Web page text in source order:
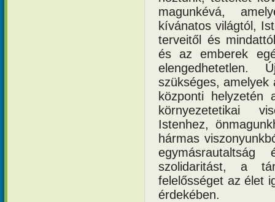
magunkévá,
kívánatos világtól,
terveitől és
és az emberek
szükséges, amelyek
központi helyzetén
környezetetikai
Istenhez,
hármas
szolidaritást, a
felelősséget az élet
érdekében.